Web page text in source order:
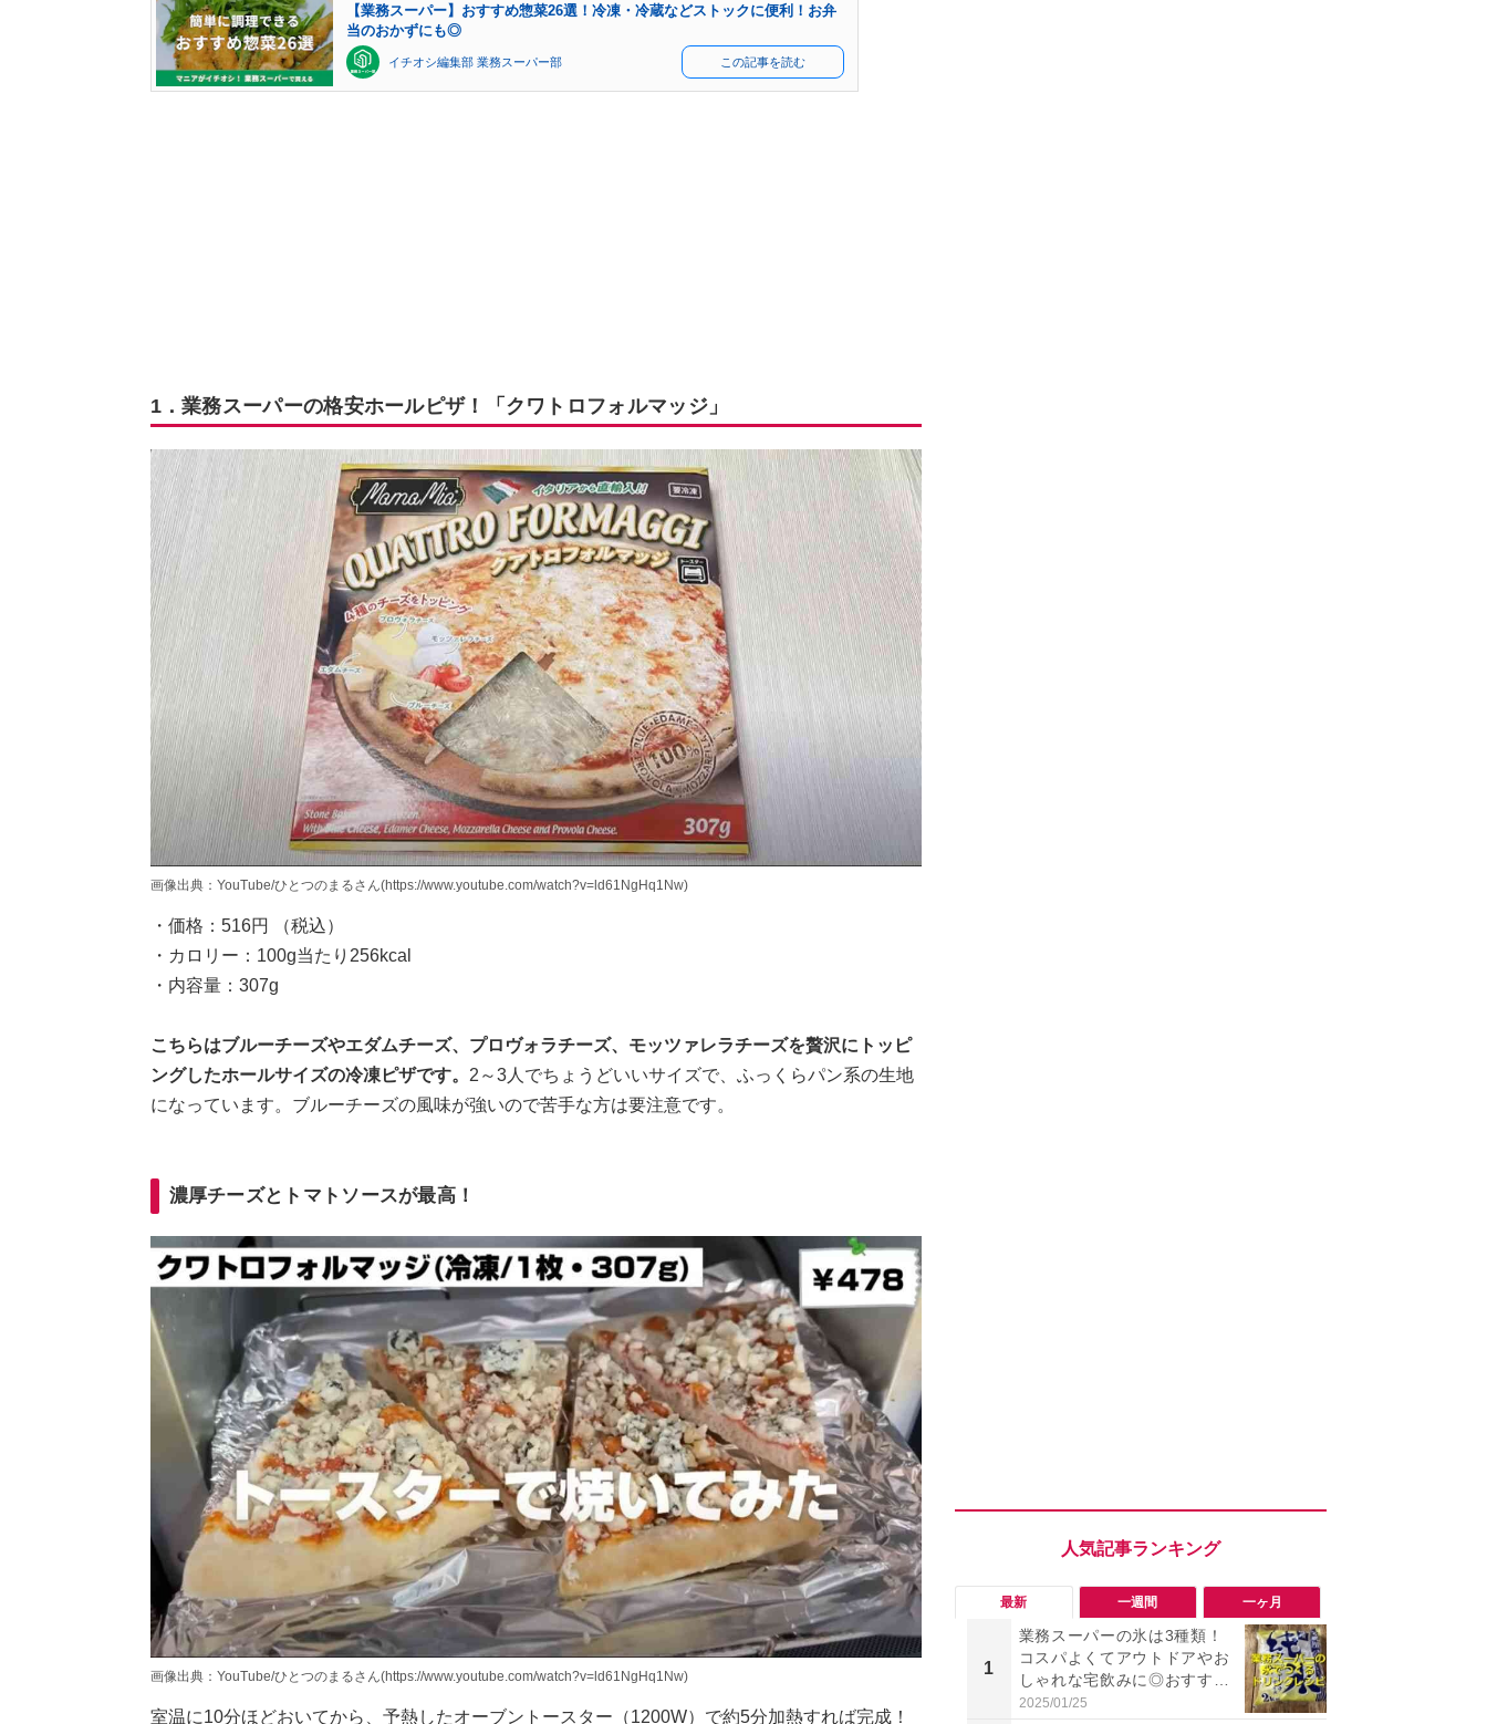
【業務スーパー】おすすめ惣菜26選！冷凍・冷蔵などストックに便利！お弁
当のおかずにも◎
イチオシ編集部 業務スーパー部 この記事を読む
1．業務スーパーの格安ホールピザ！「クワトロフォルマッジ」
画像出典：YouTube/ひとつのまるさん(https://www.youtube.com/watch?v=ld61NgHq1Nw)
・価格：516円 （税込）
・カロリー：100g当たり256kcal
・内容量：307g
こちらはブルーチーズやエダムチーズ、プロヴォラチーズ、モッツァレラチーズを贅沢にトッピ
ングしたホールサイズの冷凍ピザです。 2～3人でちょうどいいサイズで、ふっくらパン系の生地
になっています。ブルーチーズの風味が強いので苦手な方は要注意です。
濃厚チーズとトマトソースが最高！
画像出典：YouTube/ひとつのまるさん(https://www.youtube.com/watch?v=ld61NgHq1Nw)
室温に10分ほどおいてから、予熱したオーブントースター（1200W）で約5分加熱すれば完成！
最新 一週間 一ヶ月
1
業務スーパーの氷は3種類！
コスパよくてアウトドアやお
しゃれな宅飲みに◎おすすめ
は2kg「純氷 オーロラアイ
2025/01/25